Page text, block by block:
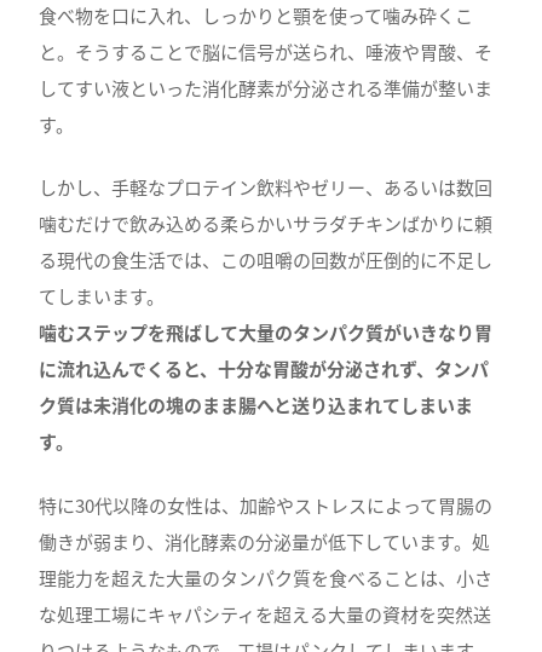
食べ物を口に入れ、しっかりと顎を使って噛み砕くこ
と。そうすることで脳に信号が送られ、唾液や胃酸、そ
してすい液といった消化酵素が分泌される準備が整いま
す。
しかし、手軽なプロテイン飲料やゼリー、あるいは数回
噛むだけで飲み込める柔らかいサラダチキンばかりに頼
る現代の食生活では、この咀嚼の回数が圧倒的に不足し
てしまいます。
噛むステップを飛ばして大量のタンパク質がいきなり胃
に流れ込んでくると、十分な胃酸が分泌されず、タンパ
ク質は未消化の塊のまま腸へと送り込まれてしまいま
す。
特に30代以降の女性は、加齢やストレスによって胃腸の
働きが弱まり、消化酵素の分泌量が低下しています。処
理能力を超えた大量のタンパク質を食べることは、小さ
な処理工場にキャパシティを超える大量の資材を突然送